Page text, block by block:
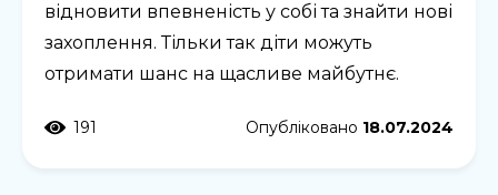
відновити впевненість у собі та знайти нові
захоплення. Тільки так діти можуть
отримати шанс на щасливе майбутнє.
191 Опубліковано 18.07.2024